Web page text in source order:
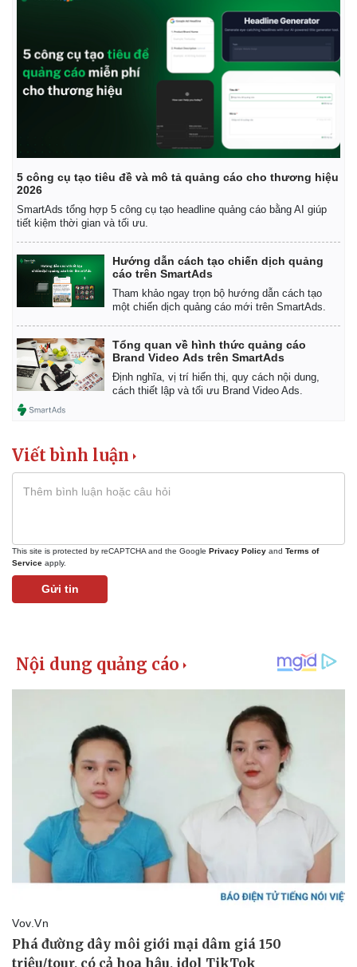
Bất động sản
Khởi nghiệp
Giá vàng
5 công cụ tạo tiêu đề và mô tả quảng cáo cho thương hiệu
2026
SmartAds tổng hợp 5 công cụ tạo headline quảng cáo bằng AI giúp
tiết kiệm thời gian và tối ưu.
Hướng dẫn cách tạo chiến dịch quảng
cáo trên SmartAds
Tham khảo ngay trọn bộ hướng dẫn cách tạo
một chiến dịch quảng cáo mới trên SmartAds.
Tổng quan về hình thức quảng cáo
Brand Video Ads trên SmartAds
Định nghĩa, vị trí hiển thị, quy cách nội dung,
cách thiết lập và tối ưu Brand Video Ads.
Viết bình luận
This site is protected by reCAPTCHA and the Google Privacy Policy and Terms of
Service apply.
Gửi tin